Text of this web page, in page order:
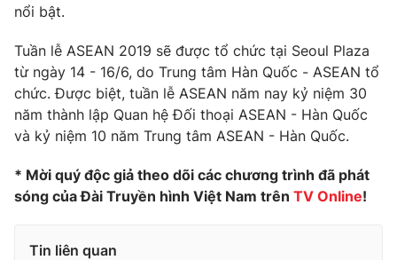
nổi bật.
Tuần lễ ASEAN 2019 sẽ được tổ chức tại Seoul Plaza
từ ngày 14 - 16/6, do Trung tâm Hàn Quốc - ASEAN tổ
chức. Được biệt, tuần lễ ASEAN năm nay kỷ niệm 30
năm thành lập Quan hệ Đối thoại ASEAN - Hàn Quốc
và kỷ niệm 10 năm Trung tâm ASEAN - Hàn Quốc.
* Mời quý độc giả theo dõi các chương trình đã phát
sóng của Đài Truyền hình Việt Nam trên TV Online!
Tin liên quan